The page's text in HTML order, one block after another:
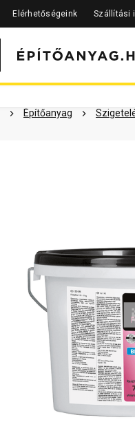
Elérhetőségeink Szállítási
Építőanyag
Szükséged lehet rá